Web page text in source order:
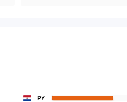
PY